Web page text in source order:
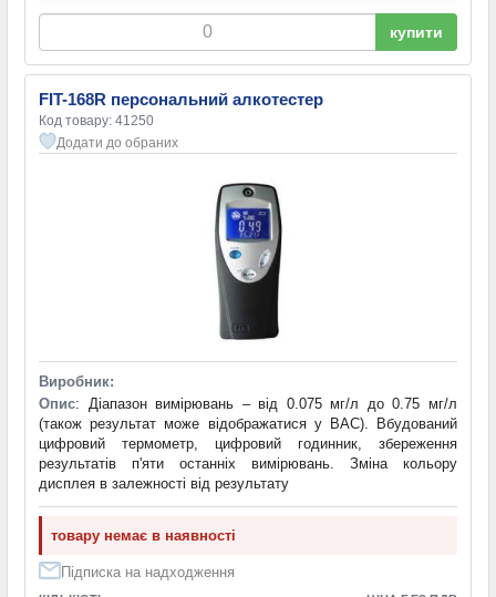
купити
FIT-168R персональний алкотестер
Код товару: 41250
Додати до обраних
Виробник:
Опис: Діапазон вимірювань – від 0.075 мг/л до 0.75 мг/л
(також результат може відображатися у ВАС). Вбудований
цифровий термометр, цифровий годинник, збереження
результатів п'яти останніх вимірювань. Зміна кольору
дисплея в залежності від результату
товару немає в наявності
Підписка на надходження